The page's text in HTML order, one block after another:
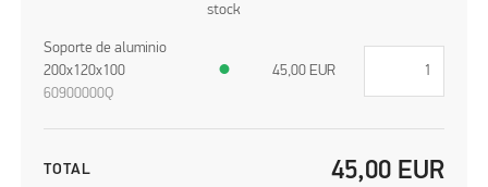
stock
Soporte de aluminio
200x120x100
60900000Q
● 45,00 EUR
TOTAL 45,00 EUR